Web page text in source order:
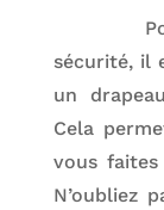
sécurité, il
un
Cela
vous faites
N’oubliez